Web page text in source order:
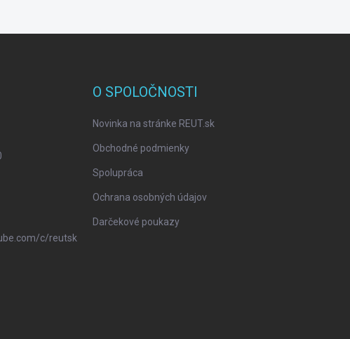
c/reutsk
O SPOLOČNOSTI
Novinka na stránke REUT.sk
Obchodné podmienky
Spolupráca
Ochrana osobných údajov
Darčekové poukazy